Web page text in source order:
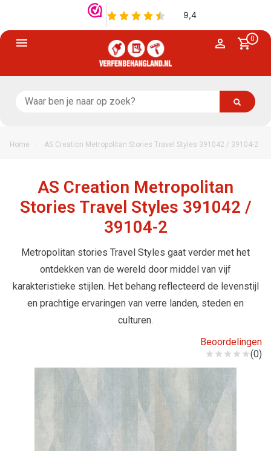
0
Home AS Creation Metropolitan Stories Travel Styles 391042 / 39104-2
AS Creation Metropolitan
Stories Travel Styles 391042 /
39104-2
Metropolitan stories Travel Styles gaat verder met het
ontdekken van de wereld door middel van vijf
karakteristieke stijlen. Het behang reflecteerd de levenstijl
en prachtige ervaringen van verre landen, steden en
culturen.
Beoordelingen
(0)